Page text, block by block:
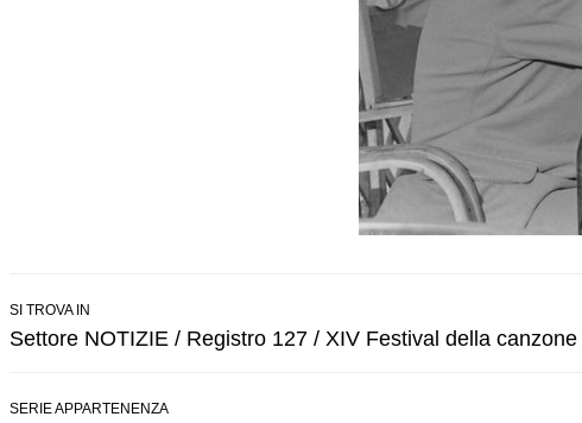
SI TROVA IN
Settore NOTIZIE / Registro 127 / XIV Festival della
SERIE APPARTENENZA